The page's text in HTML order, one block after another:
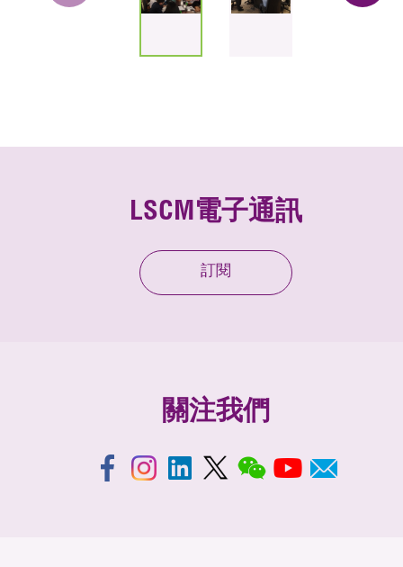
LSCM電子通訊
訂閱
關注我們